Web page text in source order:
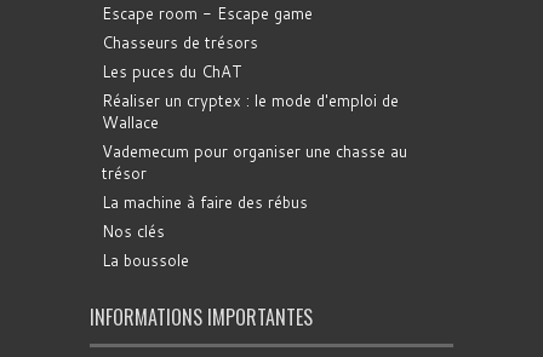
Escape room - Escape game
Chasseurs de trésors
Les puces du ChAT
Réaliser un cryptex : le mode d'emploi de
Wallace
Vademecum pour organiser une chasse au
trésor
La machine à faire des rébus
Nos clés
La boussole
INFORMATIONS IMPORTANTES